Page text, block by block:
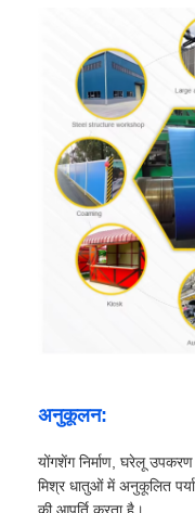
अनुकूलन:
योंगशेंग निर्माण, घरेलू
मिश्र धातुओं में अनुकूलित
की आपूर्ति करता है।